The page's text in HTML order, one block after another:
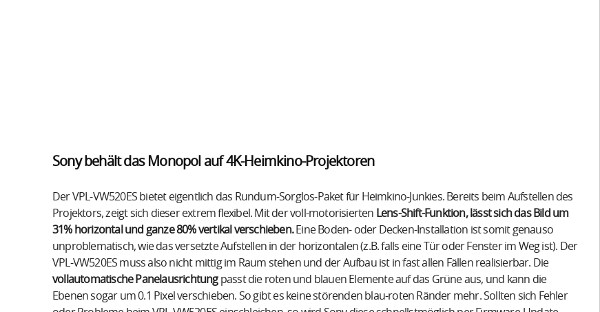
Sony behält das Monopol auf 4K-Heimkino-Projektoren
Der VPL-VW520ES bietet eigentlich das Rundum-Sorglos-Paket für Heimkino-Junkies. Bereits beim Aufstellen des
Projektors, zeigt sich dieser extrem flexibel. Mit der voll-motorisierten Lens-Shift-Funktion, lässt sich das Bild um
31% horizontal und ganze 80% vertikal verschieben.Eine Boden- oder Decken-Installation ist somit genauso
unproblematisch, wie das versetzte Aufstellen in der horizontalen (z.B. falls eine Tür oder Fenster im Weg ist). Der
VPL-VW520ES muss also nicht mittig im Raum stehen und der Aufbau ist in fast allen Fällen realisierbar. Die
vollautomatische Panelausrichtungpasst die roten und blauen Elemente auf das Grüne aus, und kann die
Ebenen sogar um 0.1 Pixel verschieben. So gibt es keine störenden blau-roten Ränder mehr. Sollten sich Fehler